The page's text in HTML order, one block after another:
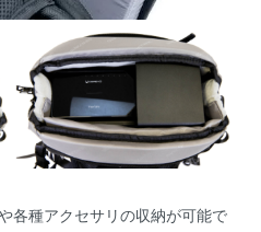
各種アクセサリの収納が可能で